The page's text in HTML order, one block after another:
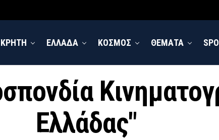
ΚΡΗΤΗ ΕΛΛΑΔΑ ΚΟΣΜΟΣ ΘΕΜΑΤΑ
Ελλάδας"